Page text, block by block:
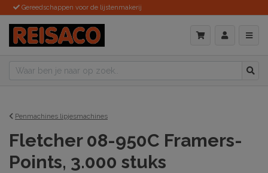
Gereedschappen voor de lijstenmakerij
Penmachines lipjesmachines
Fletcher 08-950C Framers-
Points, 3.000 stuks